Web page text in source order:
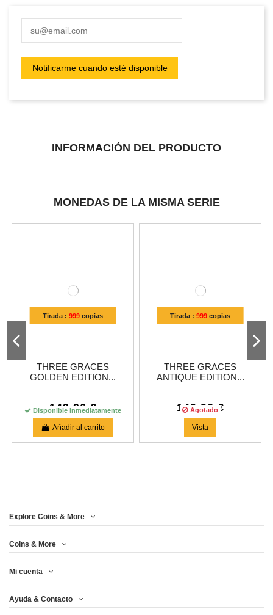
INFORMACIÓN DEL PRODUCTO
MONEDAS DE LA MISMA SERIE
Tirada : 999copias
THREE GRACES
GOLDEN EDITION...
149,96 €
Disponible inmediatamente
Añadir al carrito
Tirada : 999copias
THREE GRACES
ANTIQUE EDITION...
149,96 €
Agotado
Vista
Explore Coins & More
Coins & More
Mi cuenta
Ayuda & Contacto